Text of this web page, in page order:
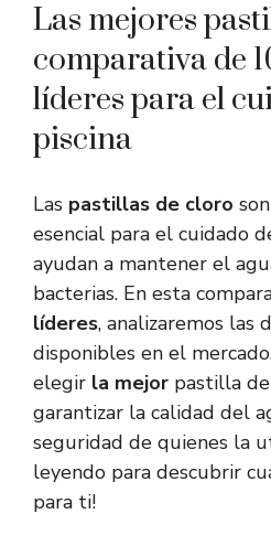
Las mejores
comparativa de
líderes para el
piscina
Las pastillas de cloro
esencial para el cuidado
ayudan a mantener el
bacterias. En esta
líderes, analizaremos las
disponibles en el
elegir la mejor pastilla
garantizar la calidad del
seguridad de quienes la
leyendo para descubrir
para ti!